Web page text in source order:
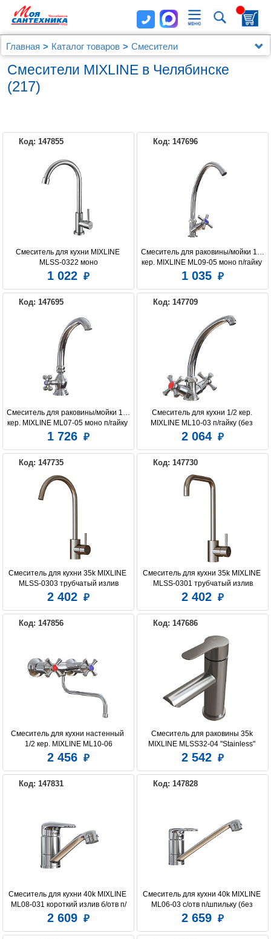
Главная Каталог товаров
Смесители
Смесители MIXLINE
Смесители MIXLINE в Челябинске
(217)
MIXLINE
Код: 147855
Смеситель для кухни MIXLINE
MLSS-0322 моно
1 022
Код: 147696
Смеситель для раковины/мойки 1/2
кер. MIXLINE ML09-05 моно п/гайку
(без подводки)
1 035
Код: 147695
Смеситель для раковины/мойки 1/2
кер. MIXLINE ML07-05 моно п/гайку
(без подводки)
1 726
Код: 147709
Смеситель для кухни 1/2 кер.
MIXLINE ML10-03 п/гайку (без
подводки)
2 064
Код: 147735
Смеситель для кухни 35k MIXLINE
MLSS-0303 трубчатый излив
2 402
Код: 147730
Смеситель для кухни 35k MIXLINE
MLSS-0301 трубчатый излив
2 402
Код: 147856
Смеситель для кухни настенный
1/2 кер. MIXLINE ML10-06
2 456
Код: 147686
Смеситель для раковины 35k
MIXLINE MLSS32-04 "Stainless"
нерж.
2 542
Код: 147831
Смеситель для кухни 40k MIXLINE
ML08-031 короткий излив б/отв п/
шпильку (без подводки)
2 609
Код: 147828
Смеситель для кухни 40k MIXLINE
ML06-03 с/отв п/шпильку (без
подводки)
2 659